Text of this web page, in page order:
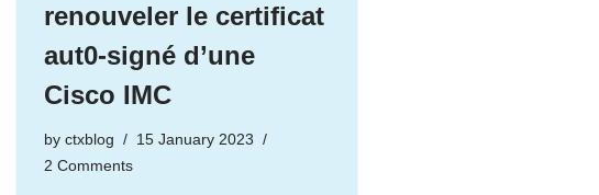
renouveler le certificat
aut0-signé d’une
Cisco IMC
by ctxblog
15 January 2023
2 Comments